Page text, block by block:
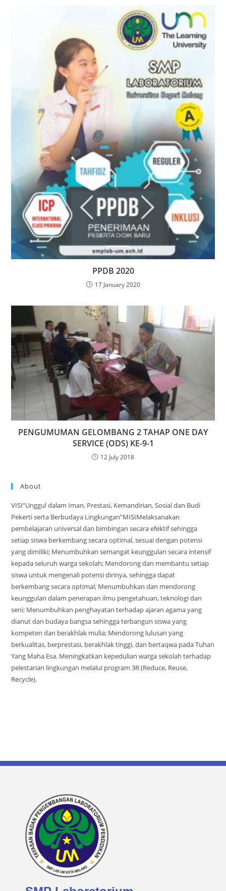
PPDB 2020
17 January 2020
PENGUMUMAN GELOMBANG 2 TAHAP ONE DAY
SERVICE (ODS) KE-9-1
12 July 2018
About
VISI”Unggul dalam Iman, Prestasi, Kemandirian, Sosial dan Budi
Pekerti serta Berbudaya Lingkungan”MISIMelaksanakan
pembelajaran universal dan bimbingan secara efektif sehingga
setiap siswa berkembang secara optimal, sesuai dengan potensi
yang dimiliki; Menumbuhkan semangat keunggulan secara intensif
kepada seluruh warga sekolah; Mendorong dan membantu setiap
siswa untuk mengenali potensi dirinya, sehingga dapat
berkembang secara optimal; Menumbuhkan dan mendorong
keunggulan dalam penerapan ilmu pengetahuan, teknologi dan
seni; Menumbuhkan penghayatan terhadap ajaran agama yang
dianut dan budaya bangsa sehingga terbangun siswa yang
kompeten dan berakhlak mulia; Mendorong lulusan yang
berkualitas, berprestasi, berakhlak tinggi, dan bertaqwa pada Tuhan
Yang Maha Esa. Meningkatkan kepedulian warga sekolah terhadap
pelestarian lingkungan melalui program 3R (Reduce, Reuse,
Recycle).